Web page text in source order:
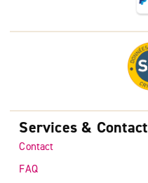
Services & Contact
Contact
FAQ